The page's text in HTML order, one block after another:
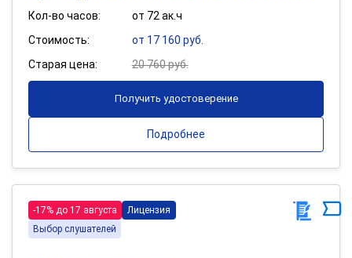
Кол-во часов:
от 72 ак.ч
Стоимость:
от 17 160 руб.
Старая цена:
20 760 руб.
Получить удостоверение
Подробнее
-17% до 17 августа
Лицензия
Выбор слушателей